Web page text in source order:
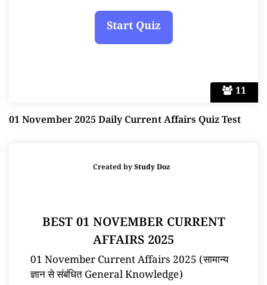
11
01 November 2025 Daily Current Affairs Quiz Test
Created byStudy Doz
BEST 01 NOVEMBER CURRENT
AFFAIRS 2025
01 November Current Affairs 2025 (सामान्य
ज्ञान से संबंधित General Knowledge)